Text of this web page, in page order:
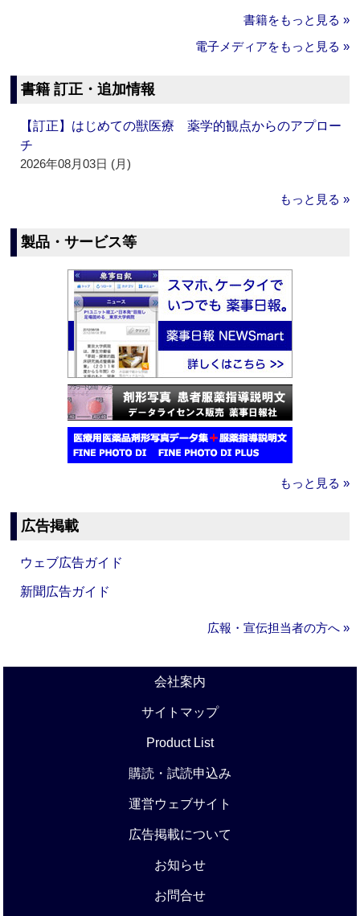
書籍をもっと見る »
電子メディアをもっと見る »
書籍 訂正・追加情報
【訂正】はじめての獣医療 薬学的観点からのアプロー
チ
2026年08月03日 (月)
もっと見る »
製品・サービス等
もっと見る »
広告掲載
ウェブ広告ガイド
新聞広告ガイド
広報・宣伝担当者の方へ »
会社案内
サイトマップ
Product List
購読・試読申込み
運営ウェブサイト
広告掲載について
お知らせ
お問合せ